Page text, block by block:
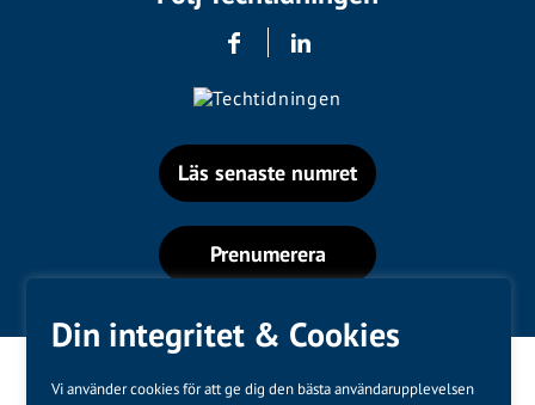
Din integritet & Cookies
Vi använder cookies för att ge dig den bästa användarupplevelsen
Läs senaste numret
Prenumerera